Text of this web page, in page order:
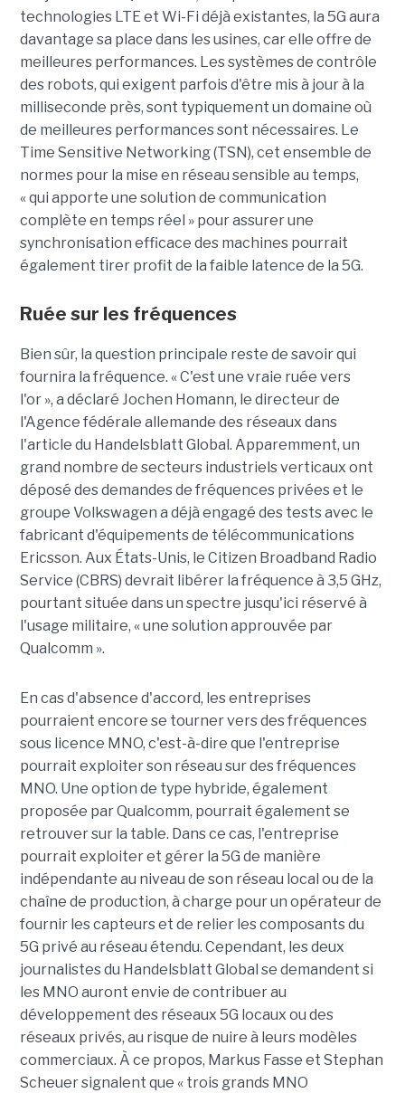
technologies LTE et Wi-Fi déjà existantes, la 5G aura
davantage sa place dans les usines, car elle offre de
meilleures performances. Les systèmes de contrôle
des robots, qui exigent parfois d'être mis à jour à la
milliseconde près, sont typiquement un domaine où
de meilleures performances sont nécessaires. Le
Time Sensitive Networking (TSN), cet ensemble de
normes pour la mise en réseau sensible au temps,
« qui apporte une solution de communication
complète en temps réel » pour assurer une
synchronisation efficace des machines pourrait
également tirer profit de la faible latence de la 5G.
Ruée sur les fréquences
Bien sûr, la question principale reste de savoir qui
fournira la fréquence. « C'est une vraie ruée vers
l'or », a déclaré Jochen Homann, le directeur de
l'Agence fédérale allemande des réseaux dans
l'article du Handelsblatt Global. Apparemment, un
grand nombre de secteurs industriels verticaux ont
déposé des demandes de fréquences privées et le
groupe Volkswagen a déjà engagé des tests avec le
fabricant d'équipements de télécommunications
Ericsson. Aux États-Unis, le Citizen Broadband Radio
Service (CBRS) devrait libérer la fréquence à 3,5 GHz,
pourtant située dans un spectre jusqu'ici réservé à
l'usage militaire, « une solution approuvée par
Qualcomm ».
En cas d'absence d'accord, les entreprises
pourraient encore se tourner vers des fréquences
sous licence MNO, c'est-à-dire que l'entreprise
pourrait exploiter son réseau sur des fréquences
MNO. Une option de type hybride, également
proposée par Qualcomm, pourrait également se
retrouver sur la table. Dans ce cas, l'entreprise
pourrait exploiter et gérer la 5G de manière
indépendante au niveau de son réseau local ou de la
chaîne de production, à charge pour un opérateur de
fournir les capteurs et de relier les composants du
5G privé au réseau étendu. Cependant, les deux
journalistes du Handelsblatt Global se demandent si
les MNO auront envie de contribuer au
développement des réseaux 5G locaux ou des
réseaux privés, au risque de nuire à leurs modèles
commerciaux. À ce propos, Markus Fasse et Stephan
Scheuer signalent que « trois grands MNO